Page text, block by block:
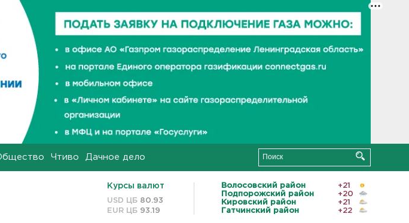
Чтиво Дачное дело
Курсы валют
USD ЦБ 80.93
EUR ЦБ 93.19
Волосовский район
+21
Подпорожский район
+20
Кировский район
+21
Гатчинский район
+22